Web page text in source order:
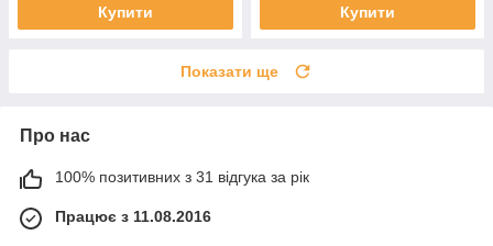
Купити Купити
Показати ще
Про нас
100% позитивних з 31 відгука за рік
Працює з 11.08.2016